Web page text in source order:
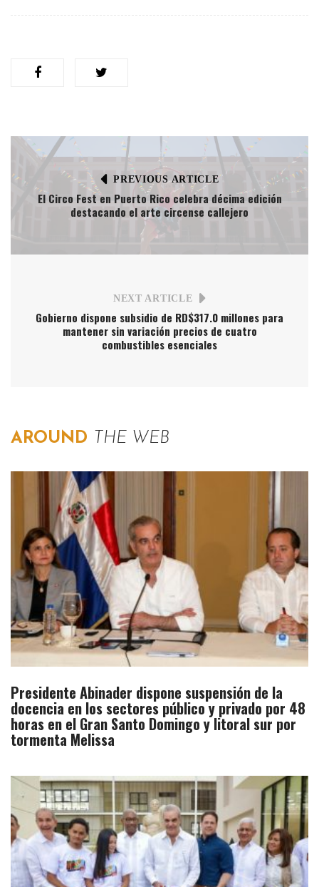
PREVIOUS ARTICLE
El Circo Fest en Puerto Rico celebra décima edición
destacando el arte circense callejero
NEXT ARTICLE
Gobierno dispone subsidio de RD$317.0 millones para
mantener sin variación precios de cuatro
combustibles esenciales
AROUND THE WEB
Presidente Abinader dispone suspensión de la
docencia en los sectores público y privado por 48
horas en el Gran Santo Domingo y litoral sur por
tormenta Melissa